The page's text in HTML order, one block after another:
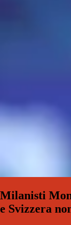
Milanisti
e Svizzera